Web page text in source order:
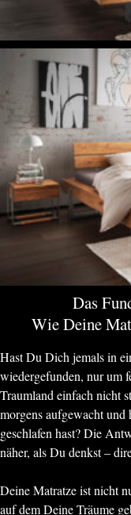
Das
Wie Deine
Hast Du Dich jemals in
wiedergefunden, nur um
Traumland einfach nicht
morgens aufgewacht
geschlafen hast? Die
näher, als Du denkst –
Deine Matratze ist nicht
auf dem Deine Träume